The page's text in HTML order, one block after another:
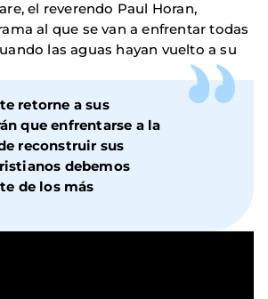
el reverendo Paul Horan,
al que se van a enfrentar todas
las aguas hayan vuelto a su
retorne a sus
que enfrentarse a la
reconstruir sus
debemos
de los más